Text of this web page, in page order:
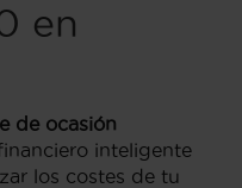
en
de ocasión
inteligente
los costes de tu